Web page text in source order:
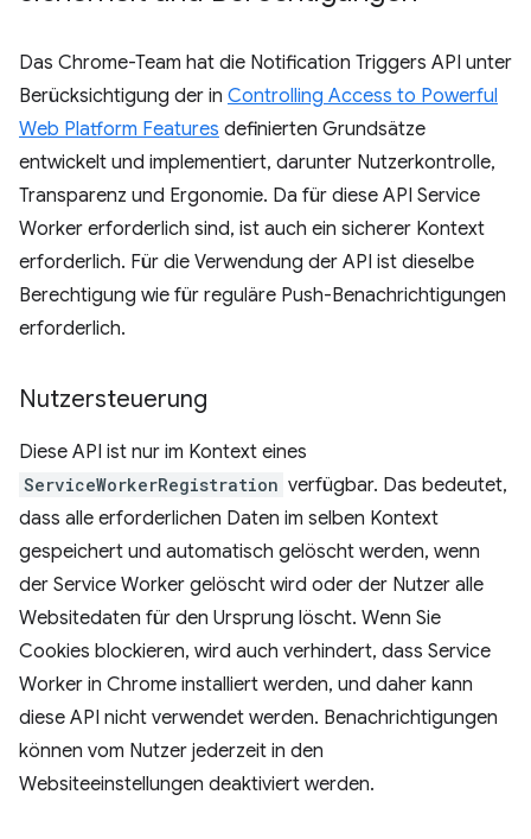
Das Chrome-Team hat die Notification Triggers API unter
Berücksichtigung der in Controlling Access to Powerful
Web Platform Features definierten Grundsätze
entwickelt und implementiert, darunter Nutzerkontrolle,
Transparenz und Ergonomie. Da für diese API Service
Worker erforderlich sind, ist auch ein sicherer Kontext
erforderlich. Für die Verwendung der API ist dieselbe
Berechtigung wie für reguläre Push-Benachrichtigungen
erforderlich.
Nutzersteuerung
Diese API ist nur im Kontext eines
ServiceWorkerRegistration verfügbar. Das bedeutet,
dass alle erforderlichen Daten im selben Kontext
gespeichert und automatisch gelöscht werden, wenn
der Service Worker gelöscht wird oder der Nutzer alle
Websitedaten für den Ursprung löscht. Wenn Sie
Cookies blockieren, wird auch verhindert, dass Service
Worker in Chrome installiert werden, und daher kann
diese API nicht verwendet werden. Benachrichtigungen
können vom Nutzer jederzeit in den
Websiteeinstellungen deaktiviert werden.